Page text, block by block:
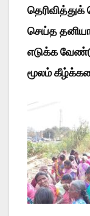
செய்த
எடுக்க
மூலம்